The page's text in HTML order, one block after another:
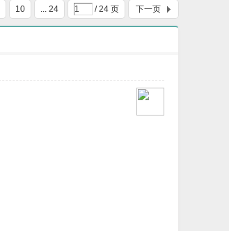
10 ... 24 / 24 页 下一页